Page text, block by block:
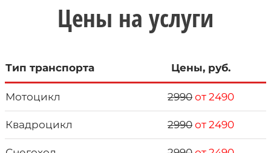
Цены на услуги
Тип транспорта Цены, руб.
Мотоцикл 2990 от 2490
Квадроцикл 2990 от 2490